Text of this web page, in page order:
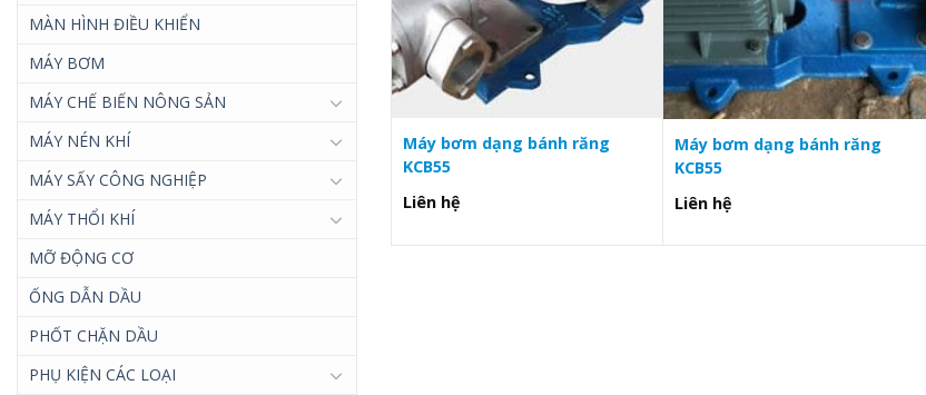
MÀN HÌNH ĐIỀU KHIỂN
MÁY BƠM
MÁY CHẾ BIẾN NÔNG SẢN
MÁY NÉN KHÍ
MÁY SẤY CÔNG NGHIỆP
MÁY THỔI KHÍ
MỠ ĐỘNG CƠ
ỐNG DẪN DẦU
PHỐT CHẶN DẦU
PHỤ KIỆN CÁC LOẠI
Máy bơm dạng bánh răng
KCB55
Liên hệ
Máy bơm dạng bánh răng
KCB55
Liên hệ